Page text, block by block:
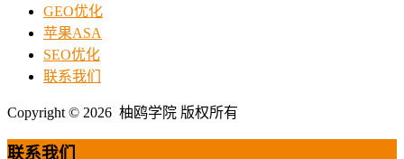
GEO优化
苹果ASA
SEO优化
联系我们
Copyright © 2026 柚鸥学院 版权所有
联系我们